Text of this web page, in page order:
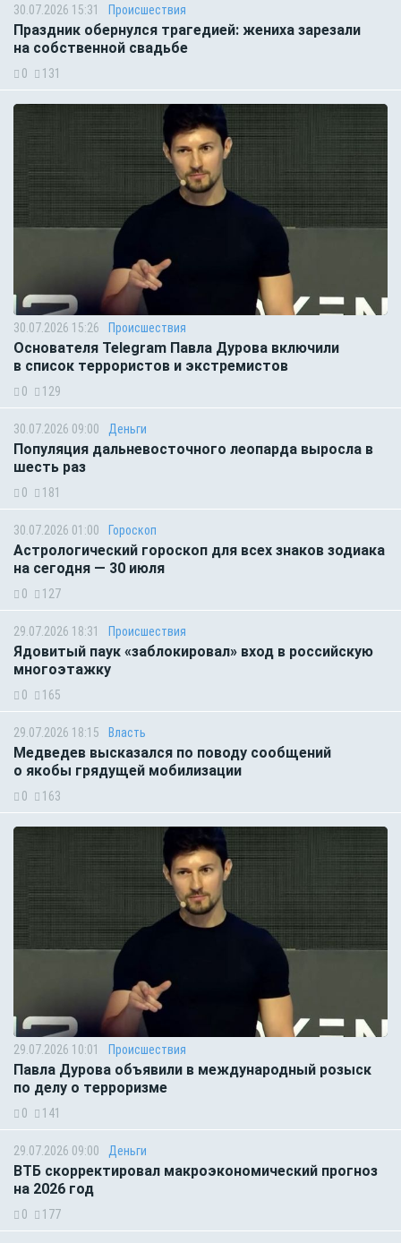
30.07.2026 15:31 Происшествия
Праздник обернулся трагедией: жениха зарезали
на собственной свадьбе
0 131
30.07.2026 15:26 Происшествия
Основателя Telegram Павла Дурова включили
в список террористов и экстремистов
0 129
30.07.2026 09:00 Деньги
Популяция дальневосточного леопарда выросла в
шесть раз
0 181
30.07.2026 01:00 Гороскоп
Астрологический гороскоп для всех знаков зодиака
на сегодня — 30 июля
0 127
29.07.2026 18:31 Происшествия
Ядовитый паук «заблокировал» вход в российскую
многоэтажку
0 165
29.07.2026 18:15 Власть
Медведев высказался по поводу сообщений
о якобы грядущей мобилизации
0 163
29.07.2026 10:01 Происшествия
Павла Дурова объявили в международный розыск
по делу о терроризме
0 141
29.07.2026 09:00 Деньги
ВТБ скорректировал макроэкономический прогноз
на 2026 год
0 177